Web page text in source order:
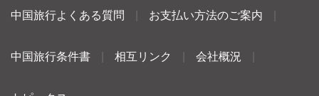
中国旅行よくある質問 お支払い方法のご案内
中国旅行条件書 相互リンク 会社概況